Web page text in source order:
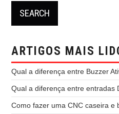
ARTIGOS MAIS
Qual a diferença entre Buzzer
Qual a diferença entre entradas
Como fazer uma CNC caseira e